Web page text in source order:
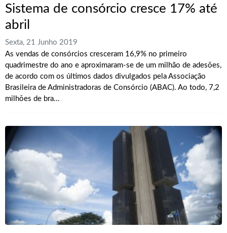
Sistema de consórcio cresce 17% até
abril
Sexta, 21 Junho 2019
As vendas de consórcios cresceram 16,9% no primeiro
quadrimestre do ano e aproximaram-se de um milhão de adesões,
de acordo com os últimos dados divulgados pela Associação
Brasileira de Administradoras de Consórcio (ABAC). Ao todo, 7,2
milhões de bra...